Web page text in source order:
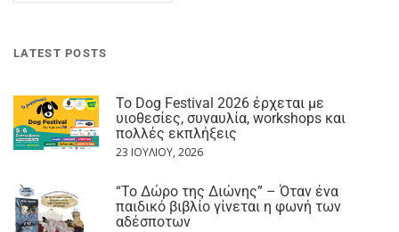
LATEST POSTS
Το Dog Festival 2026 έρχεται με
υιοθεσίες, συναυλία, workshops και
πολλές εκπλήξεις
23 ΙΟΥΛΊΟΥ, 2026
“Το Δώρο της Διώνης” – Όταν ένα
παιδικό βιβλίο γίνεται η φωνή των
αδέσποτων